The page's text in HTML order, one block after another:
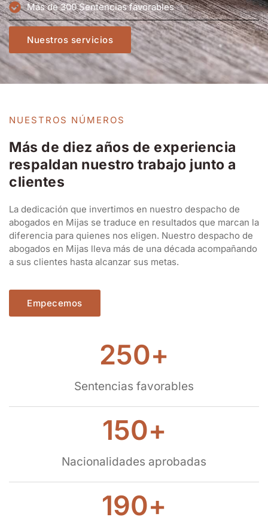
Más de 300 Sentencias favorables
Nuestros servicios
NUESTROS NÚMEROS
Más de diez años de experiencia
respaldan nuestro trabajo junto a
clientes
La dedicación que invertimos en nuestro despacho de
abogados en Mijas se traduce en resultados que marcan la
diferencia para quienes nos eligen. Nuestro despacho de
abogados en Mijas lleva más de una década acompañando
a sus clientes hasta alcanzar sus metas.
Empecemos
Sentencias favorables
250+
Nacionalidades aprobadas
150+
190+